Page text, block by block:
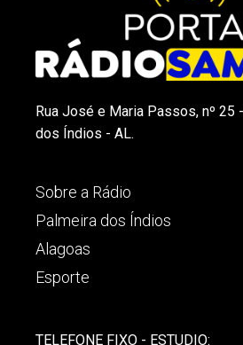
Rua José e Maria Passos, nº 25
dos Índios - AL.
Sobre a Rádio
Palmeira dos Índios
Alagoas
Esporte
TELEFONE FIXO - ESTUDIO: